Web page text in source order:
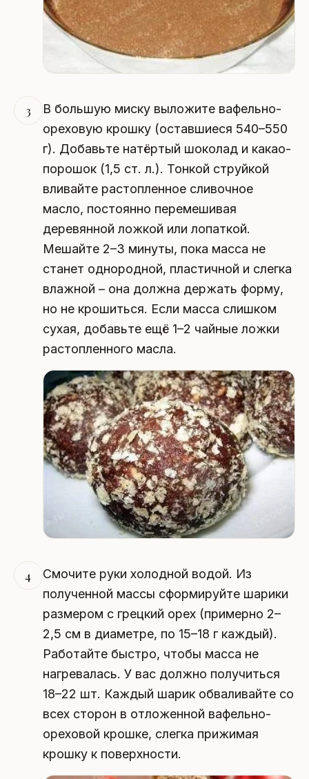
3
В большую миску выложите вафельно-
ореховую крошку (оставшиеся 540–550
г). Добавьте натёртый шоколад и какао-
порошок (1,5 ст. л.). Тонкой струйкой
вливайте растопленное сливочное
масло, постоянно перемешивая
деревянной ложкой или лопаткой.
Мешайте 2–3 минуты, пока масса не
станет однородной, пластичной и слегка
влажной – она должна держать форму,
но не крошиться. Если масса слишком
сухая, добавьте ещё 1–2 чайные ложки
растопленного масла.
4
Смочите руки холодной водой. Из
полученной массы сформируйте шарики
размером с грецкий орех (примерно 2–
2,5 см в диаметре, по 15–18 г каждый).
Работайте быстро, чтобы масса не
нагревалась. У вас должно получиться
18–22 шт. Каждый шарик обваливайте со
всех сторон в отложенной вафельно-
ореховой крошке, слегка прижимая
крошку к поверхности.